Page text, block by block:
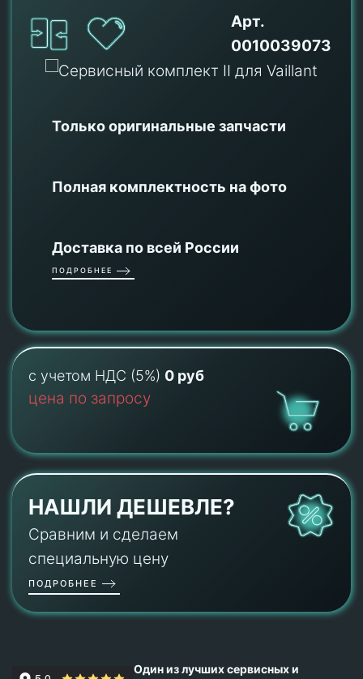
Арт.
0010039073
Только оригинальные запчасти
Полная комплектность на фото
Доставка по всей России
ПОДРОБНЕЕ
с учетом НДС (5%) 0 руб
цена по запросу
НАШЛИ ДЕШЕВЛЕ?
Сравним и сделаем
специальную цену
ПОДРОБНЕЕ
Один из лучших сервисных и